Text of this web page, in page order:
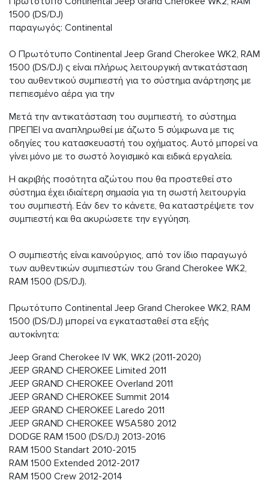
1500 (DS/DJ)
παραγωγός: Continental
Ο Πρωτότυπο Continental Jeep Grand Cherokee WK2, RAM
1500 (DS/DJ) ς είναι πλήρως λειτουργική αντικατάσταση
του αυθεντικού συμπιεστή για το σύστημα ανάρτησης με
πεπιεσμένο αέρα για την
Μετά την αντικατάσταση του συμπιεστή, το σύστημα
ΠΡΕΠΕΙ να αναπληρωθεί με άζωτο 5 σύμφωνα με τις
οδηγίες του κατασκευαστή του οχήματος. Αυτό μπορεί να
γίνει μόνο με το σωστό λογισμικό και ειδικά εργαλεία.
Η ακριβής ποσότητα αζώτου που θα προστεθεί στο
σύστημα έχει ιδιαίτερη σημασία για τη σωστή λειτουργία
του συμπιεστή. Εάν δεν το κάνετε, θα καταστρέψετε τον
συμπιεστή και θα ακυρώσετε την εγγύηση.
Ο συμπιεστής είναι καινούργιος, από τον ίδιο παραγωγό
των αυθεντικών συμπιεστών του Grand Cherokee WK2,
RAM 1500 (DS/DJ).
Πρωτότυπο Continental Jeep Grand Cherokee WK2, RAM
1500 (DS/DJ) μπορεί να εγκατασταθεί στα εξής
αυτοκίνητα:
Jeep Grand Cherokee IV WK, WK2 (2011-2020)
JEEP GRAND CHEROKEE Limited 2011
JEEP GRAND CHEROKEE Overland 2011
JEEP GRAND CHEROKEE Summit 2014
JEEP GRAND CHEROKEE Laredo 2011
JEEP GRAND CHEROKEE W5A580 2012
DODGE RAM 1500 (DS/DJ) 2013-2016
RAM 1500 Standart 2010-2015
RAM 1500 Extended 2012-2017
RAM 1500 Crew 2012-2014